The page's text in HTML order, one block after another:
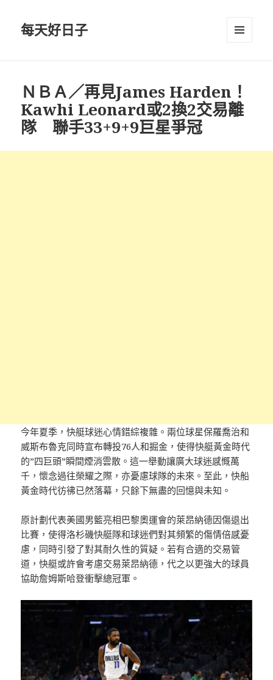
每天好日子
ＮＢＡ／再見James Harden！
Kawhi Leonard或2換2交易離
隊 聯手33+9+9巨星爭冠
今年夏季，快艇球迷心情錯綜複雜。兩位球星保羅喬治和
威斯布魯克同時宣布轉投76人和掘金，使得快艇黃金時代
的”四巨頭”瞬間煙消雲散。這一舉動讓廣大球迷感慨萬
千，懷念過往榮耀之際，亦憂慮球隊的未來。至此，快船
黃金時代彷彿已然落幕，只餘下無盡的回憶與未知。
原計劃代表美國男籃亮相巴黎奧運會的萊昂納德因傷退出
比賽，使得洛杉磯快艇隊和球迷們對其頻繁的傷情倍感憂
慮，同時引發了對其耐久性的質疑。若有合適的交易管
道，快艇或許會考慮交易萊昂納德，代之以更強大的球員
協助詹姆斯哈登衝擊總冠軍。